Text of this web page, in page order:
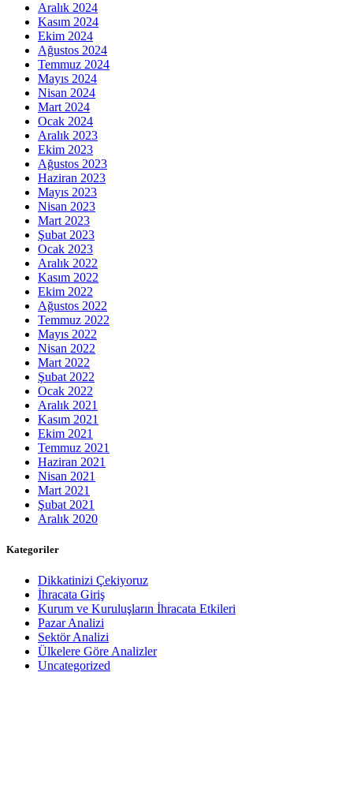
Aralık 2024
Kasım 2024
Ekim 2024
Ağustos 2024
Temmuz 2024
Mayıs 2024
Nisan 2024
Mart 2024
Ocak 2024
Aralık 2023
Ekim 2023
Ağustos 2023
Haziran 2023
Mayıs 2023
Nisan 2023
Mart 2023
Şubat 2023
Ocak 2023
Aralık 2022
Kasım 2022
Ekim 2022
Ağustos 2022
Temmuz 2022
Mayıs 2022
Nisan 2022
Mart 2022
Şubat 2022
Ocak 2022
Aralık 2021
Kasım 2021
Ekim 2021
Temmuz 2021
Haziran 2021
Nisan 2021
Mart 2021
Şubat 2021
Aralık 2020
Kategoriler
Dikkatinizi Çekiyoruz
İhracata Giriş
Kurum ve Kuruluşların İhracata Etkileri
Pazar Analizi
Sektör Analizi
Ülkelere Göre Analizler
Uncategorized